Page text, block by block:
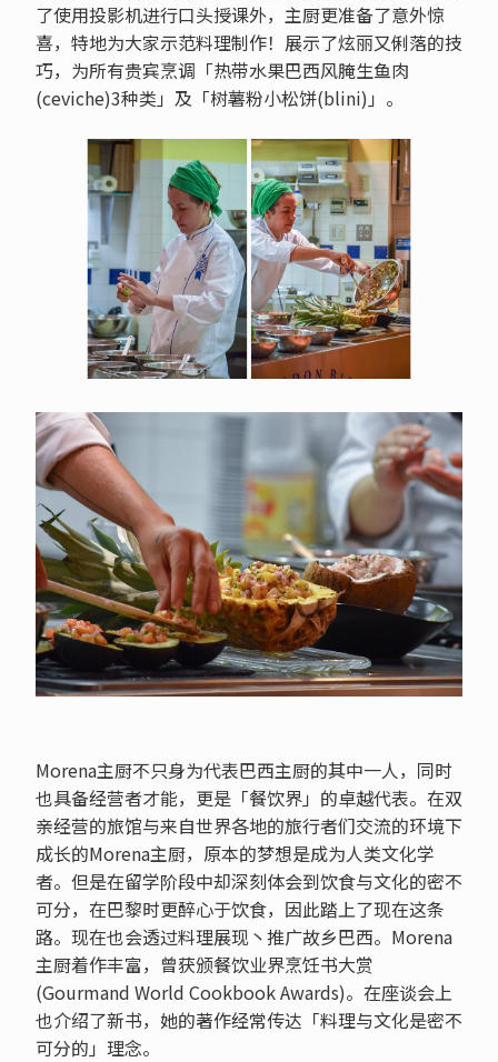
了使用投影机进行口头授课外，主厨更准备了意外惊
喜，特地为大家示范料理制作！展示了炫丽又俐落的技
巧，为所有贵宾烹调「热带水果巴西风腌生鱼肉
(ceviche)3种类」及「树薯粉小松饼(blini)」。
Morena主厨不只身为代表巴西主厨的其中一人，同时
也具备经营者才能，更是「餐饮界」的卓越代表。在双
亲经营的旅馆与来自世界各地的旅行者们交流的环境下
成长的Morena主厨，原本的梦想是成为人类文化学
者。但是在留学阶段中却深刻体会到饮食与文化的密不
可分，在巴黎时更醉心于饮食，因此踏上了现在这条
路。现在也会透过料理展现丶推广故乡巴西。Morena
主厨着作丰富，曾获颁餐饮业界烹饪书大赏
(Gourmand World Cookbook Awards)。在座谈会上
也介绍了新书，她的著作经常传达「料理与文化是密不
可分的」理念。